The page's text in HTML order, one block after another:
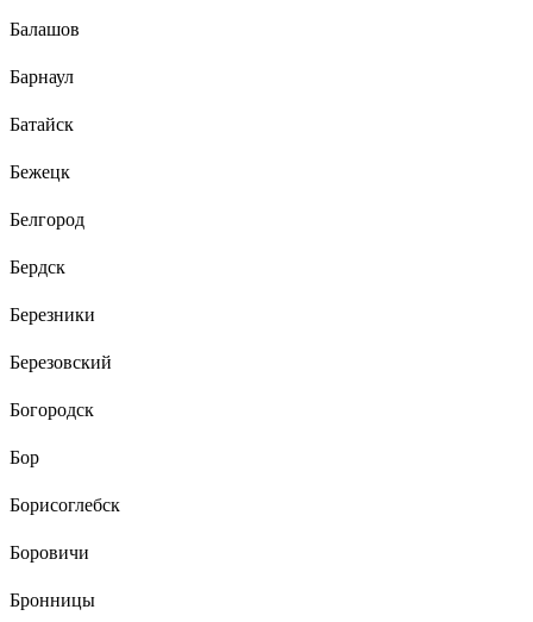
Балашов
Барнаул
Батайск
Бежецк
Белгород
Бердск
Березники
Березовский
Богородск
Бор
Борисоглебск
Боровичи
Бронницы